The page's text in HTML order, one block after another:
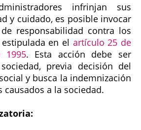
infrinjan sus
y cuidado, es posible invocar
responsabilidad contra los
en el artículo 25 de
1995. Esta acción debe ser
previa decisión del
y busca la indemnización
a la sociedad.